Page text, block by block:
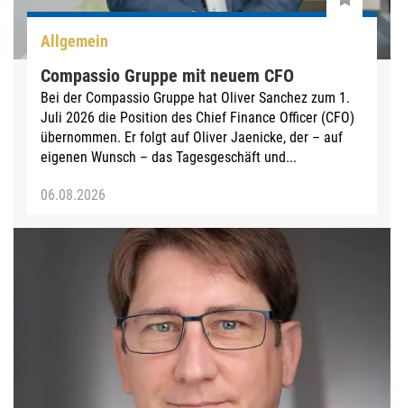
Allgemein
Compassio Gruppe mit neuem CFO
Bei der Compassio Gruppe hat Oliver Sanchez zum 1.
Juli 2026 die Position des Chief Finance Officer (CFO)
übernommen. Er folgt auf Oliver Jaenicke, der – auf
eigenen Wunsch – das Tagesgeschäft und...
06.08.2026